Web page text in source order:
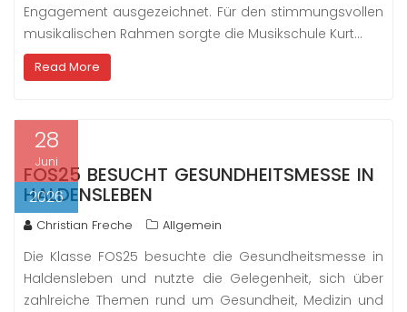
Engagement ausgezeichnet. Für den stimmungsvollen
musikalischen Rahmen sorgte die Musikschule Kurt…
Read More
28
Juni
2026
FOS25 BESUCHT GESUNDHEITSMESSE IN
HALDENSLEBEN
Christian Freche Allgemein
Die Klasse FOS25 besuchte die Gesundheitsmesse in
Haldensleben und nutzte die Gelegenheit, sich über
zahlreiche Themen rund um Gesundheit, Medizin und